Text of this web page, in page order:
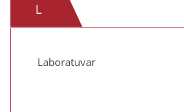
L
Laboratuvar